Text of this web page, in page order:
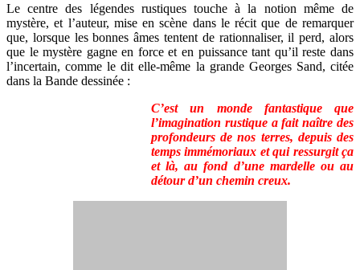
Le centre des légendes rustiques touche à la notion même de
mystère, et l’auteur, mise en scène dans le récit que de remarquer
que, lorsque les bonnes âmes tentent de rationnaliser, il perd, alors
que le mystère gagne en force et en puissance tant qu’il reste dans
l’incertain, comme le dit elle-même la grande Georges Sand, citée
dans la Bande dessinée :
C’est un monde fantastique que
l’imagination rustique a fait naître des
profondeurs de nos terres, depuis des
temps immémoriaux et qui ressurgit ça
et là, au fond d’une mardelle ou au
détour d’un chemin creux.